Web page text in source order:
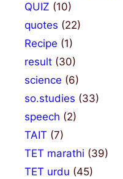
QUIZ (10)
quotes (22)
Recipe (1)
result (30)
science (6)
so.studies (33)
speech (2)
TAIT (7)
TET marathi (39)
TET urdu (45)